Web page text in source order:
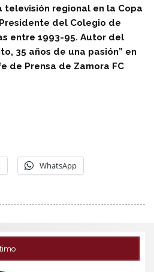
televisión regional en la Copa
del Colegio de
entre 1993-95. Autor del
35 años de una pasión” en
de Prensa de Zamora FC
WhatsApp